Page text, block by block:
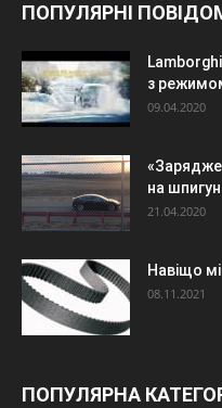
ПОПУЛЯРНІ
з
09.04.2020
на
21.04.2020
Навіщо
08.11.2021
ПОПУЛЯРНА